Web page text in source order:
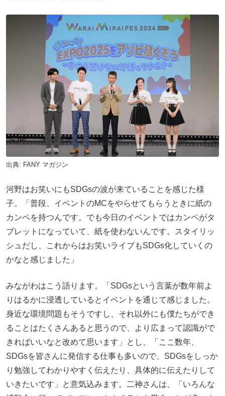
出典: FANY マガジン
河野はお笑いにもSDGsの波が来ていることを感じた様
子。「普段、イベントのMCをやらせてもらうときに紙の
カンペを持つんです。でも今日のイベントではカンペがタ
ブレットになっていて、紙を使わないんです。スタイリッ
シュだし、これからはお笑いライブもSDGs化していくの
かなと感じました」
みながわはこう語ります。「SDGsという言葉が数年前よ
りはるかに浸透しているとイベントを通じて感じました。
身近な環境問題もそうですし、それ以外にも僕たちができ
ることはたくさんあると思うので、より広まって認識がで
きればいいなと改めて思います」とし、「ここ数年、
SDGsを皆さんに発信する仕事も多いので、SDGsをしっか
り勉強してわかりやすく伝えたり、具体的に伝えたりして
いきたいです」と意気込みます。二神さんは、「いろんな